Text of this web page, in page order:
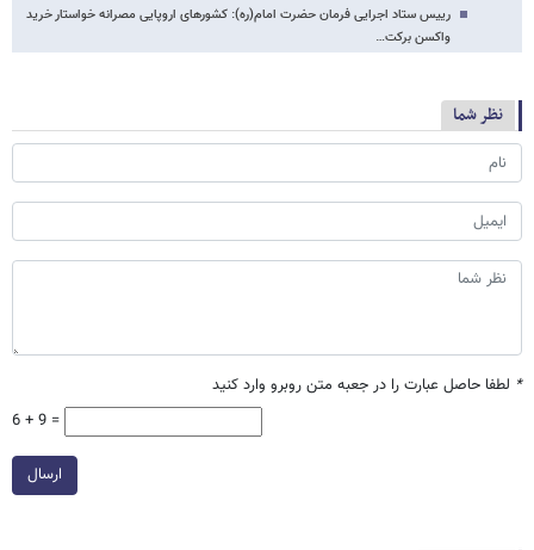
رییس ستاد اجرایی فرمان حضرت امام(ره): کشورهای اروپایی مصرانه خواستار خرید
واکسن برکت…
نظر شما
* لطفا حاصل عبارت را در جعبه متن روبرو وارد کنید
6 + 9 =
ارسال